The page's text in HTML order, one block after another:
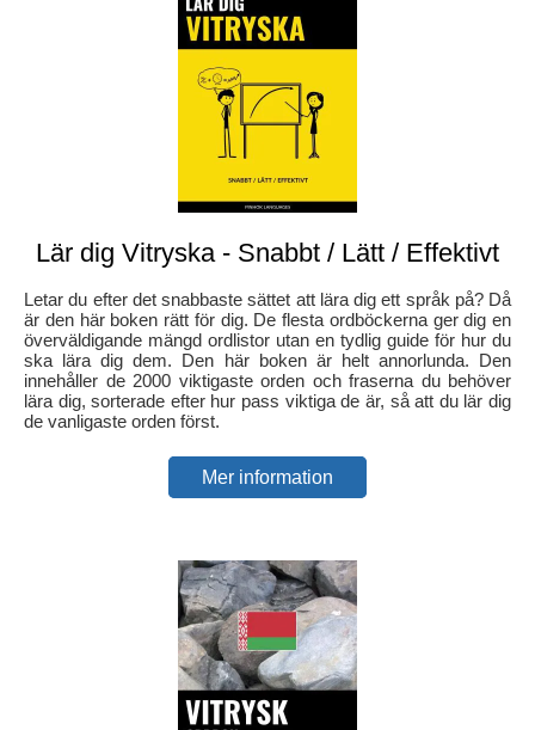
Lär dig Vitryska - Snabbt / Lätt / Effektivt
Letar du efter det snabbaste sättet att lära dig ett språk på? Då
är den här boken rätt för dig. De flesta ordböckerna ger dig en
överväldigande mängd ordlistor utan en tydlig guide för hur du
ska lära dig dem. Den här boken är helt annorlunda. Den
innehåller de 2000 viktigaste orden och fraserna du behöver
lära dig, sorterade efter hur pass viktiga de är, så att du lär dig
de vanligaste orden först.
Mer information